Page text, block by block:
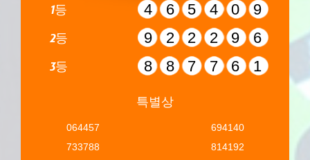
1등 465409
2등 922296
3등 887761
특별상
064457
733788
694140
814192